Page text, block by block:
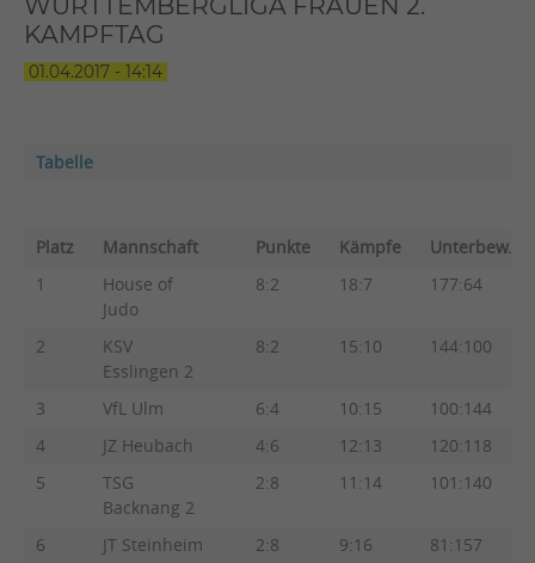
KAMPFTAG
01.04.2017 - 14:14
Tabelle
Platz Mannschaft Punkte Kämpfe
Unterbew.
1
House of
Judo
8:2 18:7 177:64
2
KSV
Esslingen 2
8:2 15:10 144:100
3 VfL Ulm 6:4 10:15
100:144
4
JZ Heubach 4:6 12:13
120:118
5
TSG
Backnang 2
2:8 11:14 101:140
6 JT Steinheim 2:8 9:16 81:157